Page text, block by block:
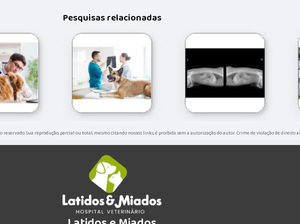
Pesquisas relacionadas
reservado. Sua reprodução, parcial ou total, mesmo citando nossos links, é proibida sem a autorização do autor. Crime de violação de direito